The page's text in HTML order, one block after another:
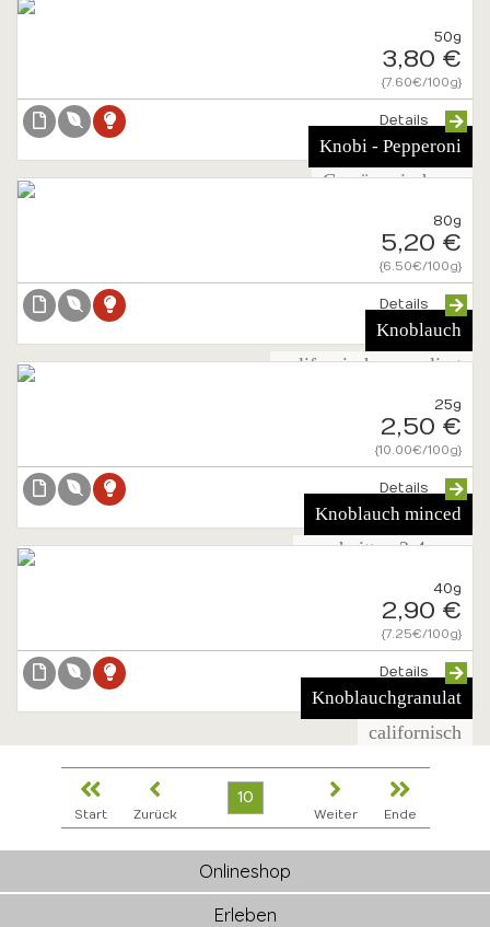
Knobi - Pepperoni
Gewürzmischung
50g
3,80 €
{7.60€/100g}
Details
Knoblauch
californisch, granuliert
80g
5,20 €
{6.50€/100g}
Details
Knoblauch minced
geschnitten 2-4 mm
25g
2,50 €
{10.00€/100g}
Details
Knoblauchgranulat
californisch
40g
2,90 €
{7.25€/100g}
Details
Start Zurück
10
Weiter Ende
Onlineshop
Erleben